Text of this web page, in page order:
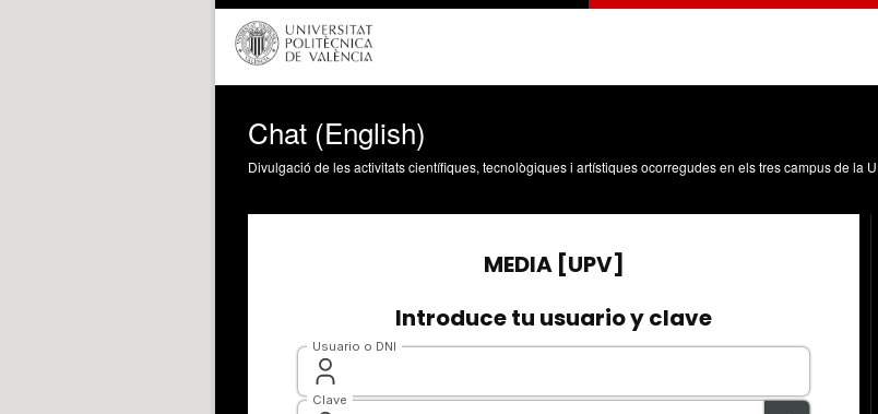
Chat (English)
Divulgació de les activitats científiques, tecnològiques i artístiques ocorregudes en els tres campus de la